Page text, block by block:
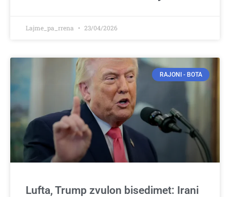
Lajme_pa_rrena 23/04/2026
RAJONI - BOTA
Lufta, Trump zvulon bisedimet: Irani